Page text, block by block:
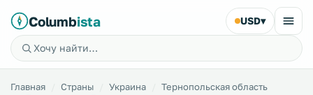
Columbista USD▾
Главная Страны Украина
Тернопольская область